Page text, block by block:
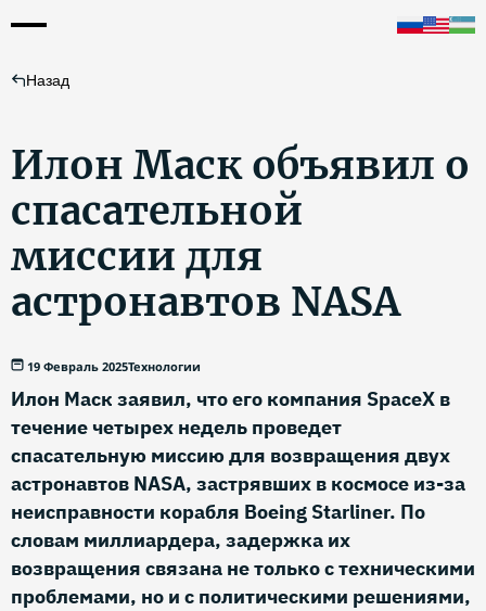
Назад
Илон Маск объявил о
спасательной
миссии для
астронавтов NASA
19 Февраль 2025Технологии
Илон Маск заявил, что его компания SpaceX в
течение четырех недель проведет
спасательную миссию для возвращения двух
астронавтов NASA, застрявших в космосе из-за
неисправности корабля Boeing Starliner. По
словам миллиардера, задержка их
возвращения связана не только с техническими
проблемами, но и с политическими решениями,